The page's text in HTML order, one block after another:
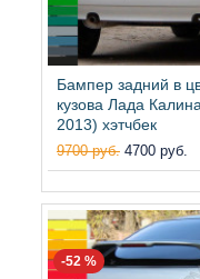
Бампер задний в
кузова Лада
2013) хэтчбек
9700 руб. 4700 руб.
-52 %